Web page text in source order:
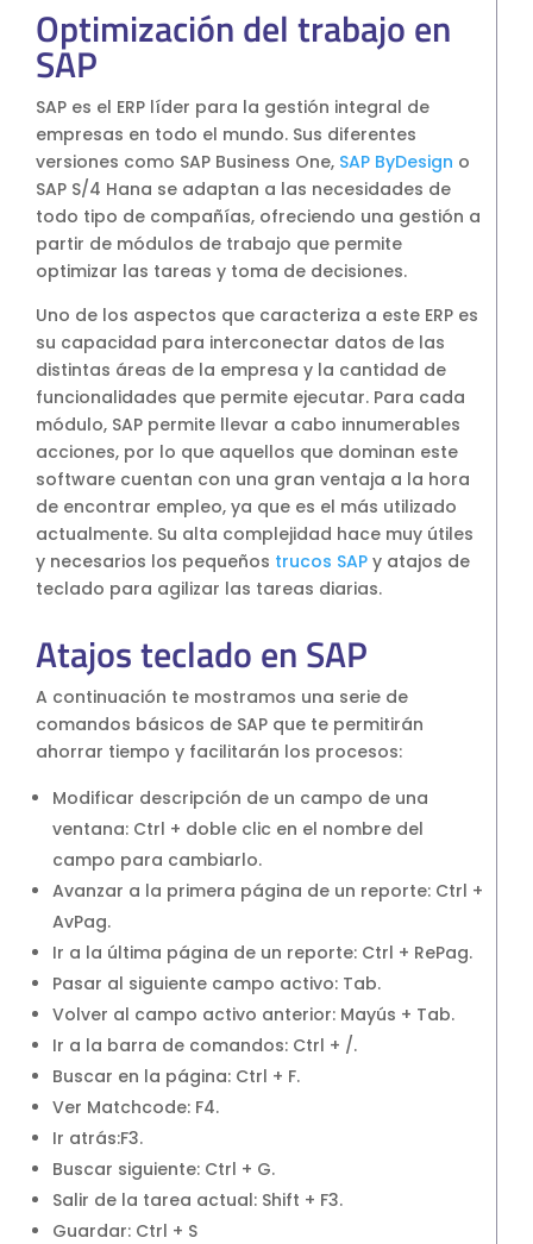
¡Más de 400 clientes!
Únete a ellos
Optimización del trabajo en
SAP
SAP es el ERP líder para la gestión integral de
empresas en todo el mundo. Sus diferentes
versiones como SAP Business One, SAP ByDesign o
SAP S/4 Hana se adaptan a las necesidades de
todo tipo de compañías, ofreciendo una gestión a
partir de módulos de trabajo que permite
optimizar las tareas y toma de decisiones.
Uno de los aspectos que caracteriza a este ERP es
su capacidad para interconectar datos de las
distintas áreas de la empresa y la cantidad de
funcionalidades que permite ejecutar. Para cada
módulo, SAP permite llevar a cabo innumerables
acciones, por lo que aquellos que dominan este
software cuentan con una gran ventaja a la hora
de encontrar empleo, ya que es el más utilizado
actualmente. Su alta complejidad hace muy útiles
y necesarios los pequeños trucos SAP y atajos de
teclado para agilizar las tareas diarias.
Atajos teclado en SAP
A continuación te mostramos una serie de
comandos básicos de SAP que te permitirán
ahorrar tiempo y facilitarán los procesos:
Modificar descripción de un campo de una
ventana: Ctrl + doble clic en el nombre del
campo para cambiarlo.
Avanzar a la primera página de un reporte: Ctrl +
AvPag.
Ir a la última página de un reporte: Ctrl + RePag.
Pasar al siguiente campo activo: Tab.
Volver al campo activo anterior: Mayús + Tab.
Ir a la barra de comandos: Ctrl + /.
Buscar en la página: Ctrl + F.
Ver Matchcode: F4.
Ir atrás:F3.
Buscar siguiente: Ctrl + G.
Salir de la tarea actual: Shift + F3.
Guardar: Ctrl + S